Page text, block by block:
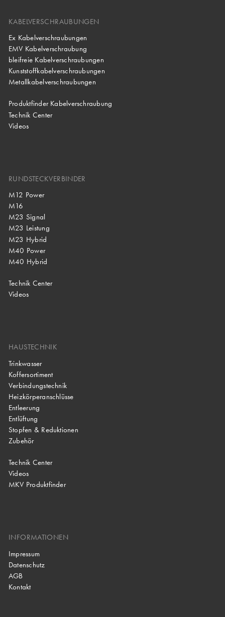
KABELVERSCHRAUBUNGEN
Ex Kabelverschraubungen
EMV Kabelverschraubung
bleifreie Kabelverschraubungen
Kunststoffkabelverschraubungen
Metallkabelverschraubungen
Produktfinder Kabelverschraubung
Technik Center
Videos
RUNDSTECKVERBINDER
M12 Power
M16
M23 Signal
M23 Leistung
M23 Hybrid
M40 Power
M40 Hybrid
Technik Center
Videos
HAUSTECHNIK
Trinkwasser
Koffersortiment
Verbindungstechnik
Heizkörperanschlüsse
Entleerung
Entlüftung
Stopfen & Reduktionen
Zubehör
Technik Center
Videos
MKV Produktfinder
INFORMATIONEN
Impressum
Datenschutz
AGB
Kontakt